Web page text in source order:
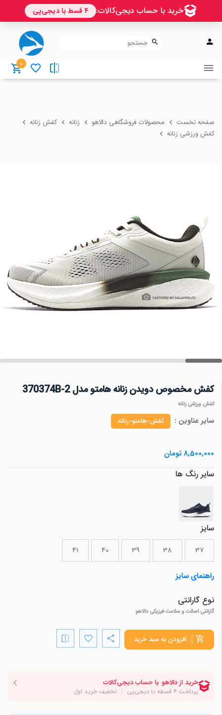
0
صفحه نخست محصولات فروشگاهی دالاهو زنانه
کفش زنانه
کفش ورزشی زنانه
کفش مخصوص دویدن زنانه هامتو مدل 370374B-2
کفش ورزشی زنانه
سایر عناوین : کفش-هامتو-زنانه
8,500,000 تومان
سایر رنگ ها
سایز
37
38
39
40
41
راهنمای سایز
نوع گارانتی
گارانتی اصالت و سلامت فیزیکی دالاهو
افزودن به سبد خرید